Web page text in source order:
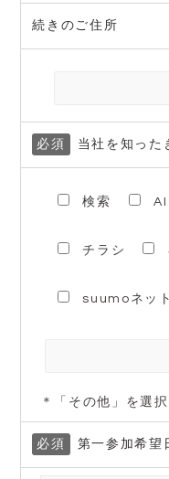
続きのご住所
必須 当社を知った
検索 AI
チラシ
suumoネット
＊「その他」を選
必須 第一参加希望